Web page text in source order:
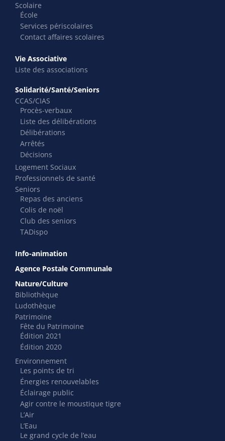
Scolaire
École
Services périscolaires
Contact affaires scolaires
Vie Associative
Liste des associations
Solidarité/Santé/Seniors
CCAS/CIAS
Procès-verbaux
Liste des délibérations
Délibérations
Arrêtés
Décisions
Logement Sociaux
Professionnels de santé
Seniors
Repas des anciens
Colis de noël
Club des seniors
TADispo
Info-animation
Agence Postale Communale
Nature/Culture
Bibliothèque
Ludothèque
Patrimoine
Fête du Patrimoine
Édition 2021
Édition 2020
Environnement
Les points de tri
Énergies renouvelables
Éclairage public
Agir contre le moustique tigre
L’Air
L’Eau
Le grand cycle de l’eau